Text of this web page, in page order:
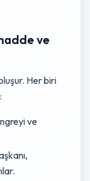
ve
Her biri
ve